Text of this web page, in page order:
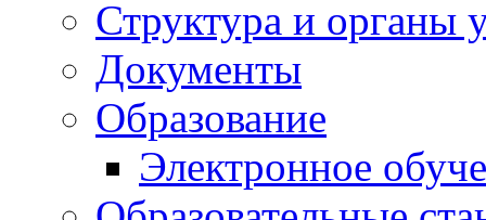
Структура и органы
Документы
Образование
Электронное